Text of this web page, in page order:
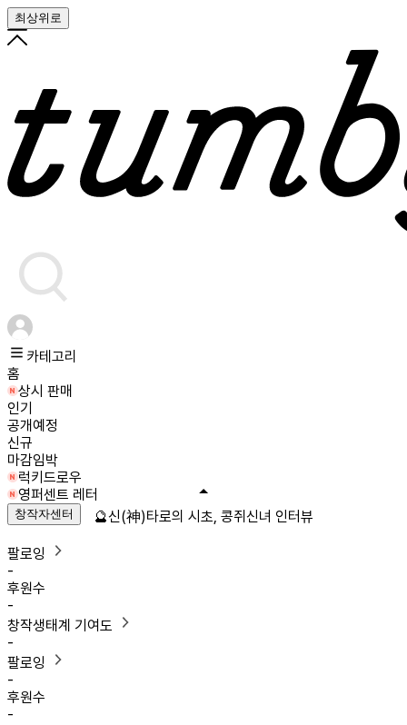
최상위로
카테고리
홈
상시 판매
인기
공개예정
신규
마감임박
럭키드로우
영퍼센트 레터
창작자센터
팔로잉
-
후원수
-
창작생태계 기여도
-
팔로잉
-
후원수
-
🔮신(神)타로의 시초, 콩쥐신녀 인터뷰